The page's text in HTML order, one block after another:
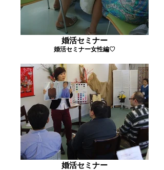
婚活セミナー
婚活セミナー女性編♡
婚活セミナー